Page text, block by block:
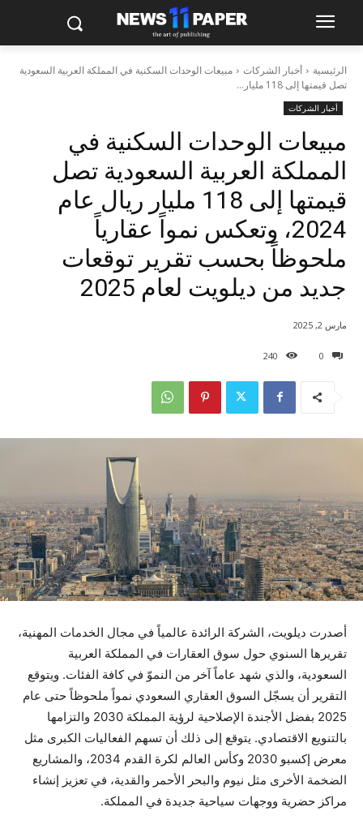
الرئيسية أخبار الشركات
مبيعات الوحدات السكنية في المملكة العربية السعودية
تصل قيمتها إلى 118 مليار...
أخبار الشركات
مبيعات الوحدات السكنية في
المملكة العربية السعودية تصل
قيمتها إلى 118 مليار ريال عام
2024، وتعكس نمواً عقارياً
ملحوظاً بحسب تقرير توقعات
جديد من ديلويت لعام 2025
0
240
مارس 2, 2025
أصدرت ديلويت، الشركة الرائدة عالمياً في مجال الخدمات المهنية،
تقريرها السنوي حول سوق العقارات في المملكة العربية
السعودية، والذي شهد عاماً آخر من النموّ في كافة الفئات. ويتوقع
التقرير أن يسجّل السوق العقاري السعودي نمواً ملحوظاً حتى عام
2025 بفضل الأجندة الإصلاحية لرؤية المملكة 2030 والتزامها
بالتنويع الاقتصادي. يتوقع إلى ذلك أن تسهم الفعاليات الكبرى مثل
معرض إكسبو 2030 وكأس العالم لكرة القدم 2034، والمشاريع
الضخمة الأخرى مثل نيوم والبحر الأحمر والقدية، في تعزيز إنشاء
مراكز حضرية ووجهات سياحية جديدة في المملكة.